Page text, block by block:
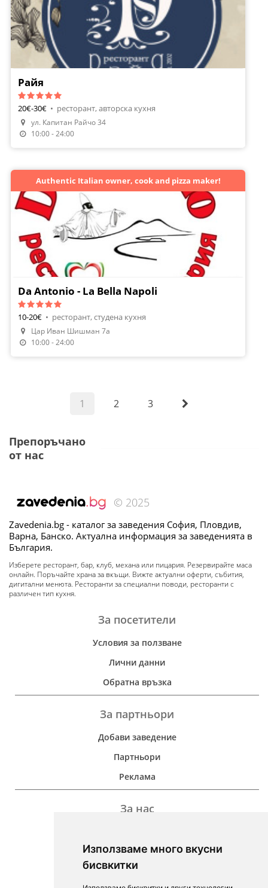
Използваме много вкусни
бисвкитки
Направи Резервация
Поръчай Храна
Райя
20€-30€ • ресторант, авторска кухня
ул. Капитан Райчо 34
10:00 - 24:00
Направи Резервация
Authentic Italian owner, cook and pizza maker!
Da Antonio - La Bella Napoli
10-20€ • ресторант, студена кухня
Цар Иван Шишман 7а
10:00 - 24:00
1 2 3
Препоръчано
от нас
© 2025
Zavedenia.bg - каталог за заведения София, Пловдив,
Варна, Банско. Актуална информация за заведенията в
България.
Изберете ресторант, бар, клуб, механа или пицария. Резервирайте маса
онлайн. Поръчайте храна за вкъщи. Вижте актуални оферти, събития,
дигитални менюта. Ресторанти за специални поводи, ресторанти с
различен тип кухня.
За посетители
Условия за ползване
Лични данни
Обратна връзка
За партньори
Добави заведение
Партньори
Реклама
За нас
Контакти
For Investors